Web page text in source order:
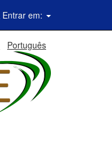
Entrar em:
Português